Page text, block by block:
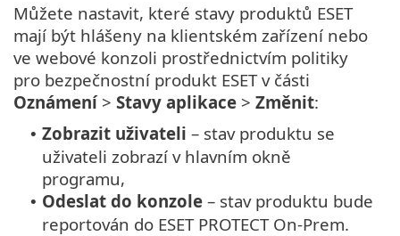
Můžete nastavit, které stavy produktů ESET
mají být hlášeny na klientském zařízení nebo
ve webové konzoli prostřednictvím politiky
pro bezpečnostní produkt ESET v části
Oznámení> Stavy aplikace > Změnit:
• Zobrazit uživateli – stav produktu se
uživateli zobrazí v hlavním okně
programu,
• Odeslat do konzole – stav produktu bude
reportován do ESET PROTECT On-Prem.